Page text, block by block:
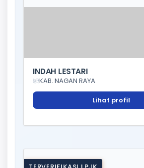
INDAH LESTARI
KAB. NAGAN RAYA
Lihat profil